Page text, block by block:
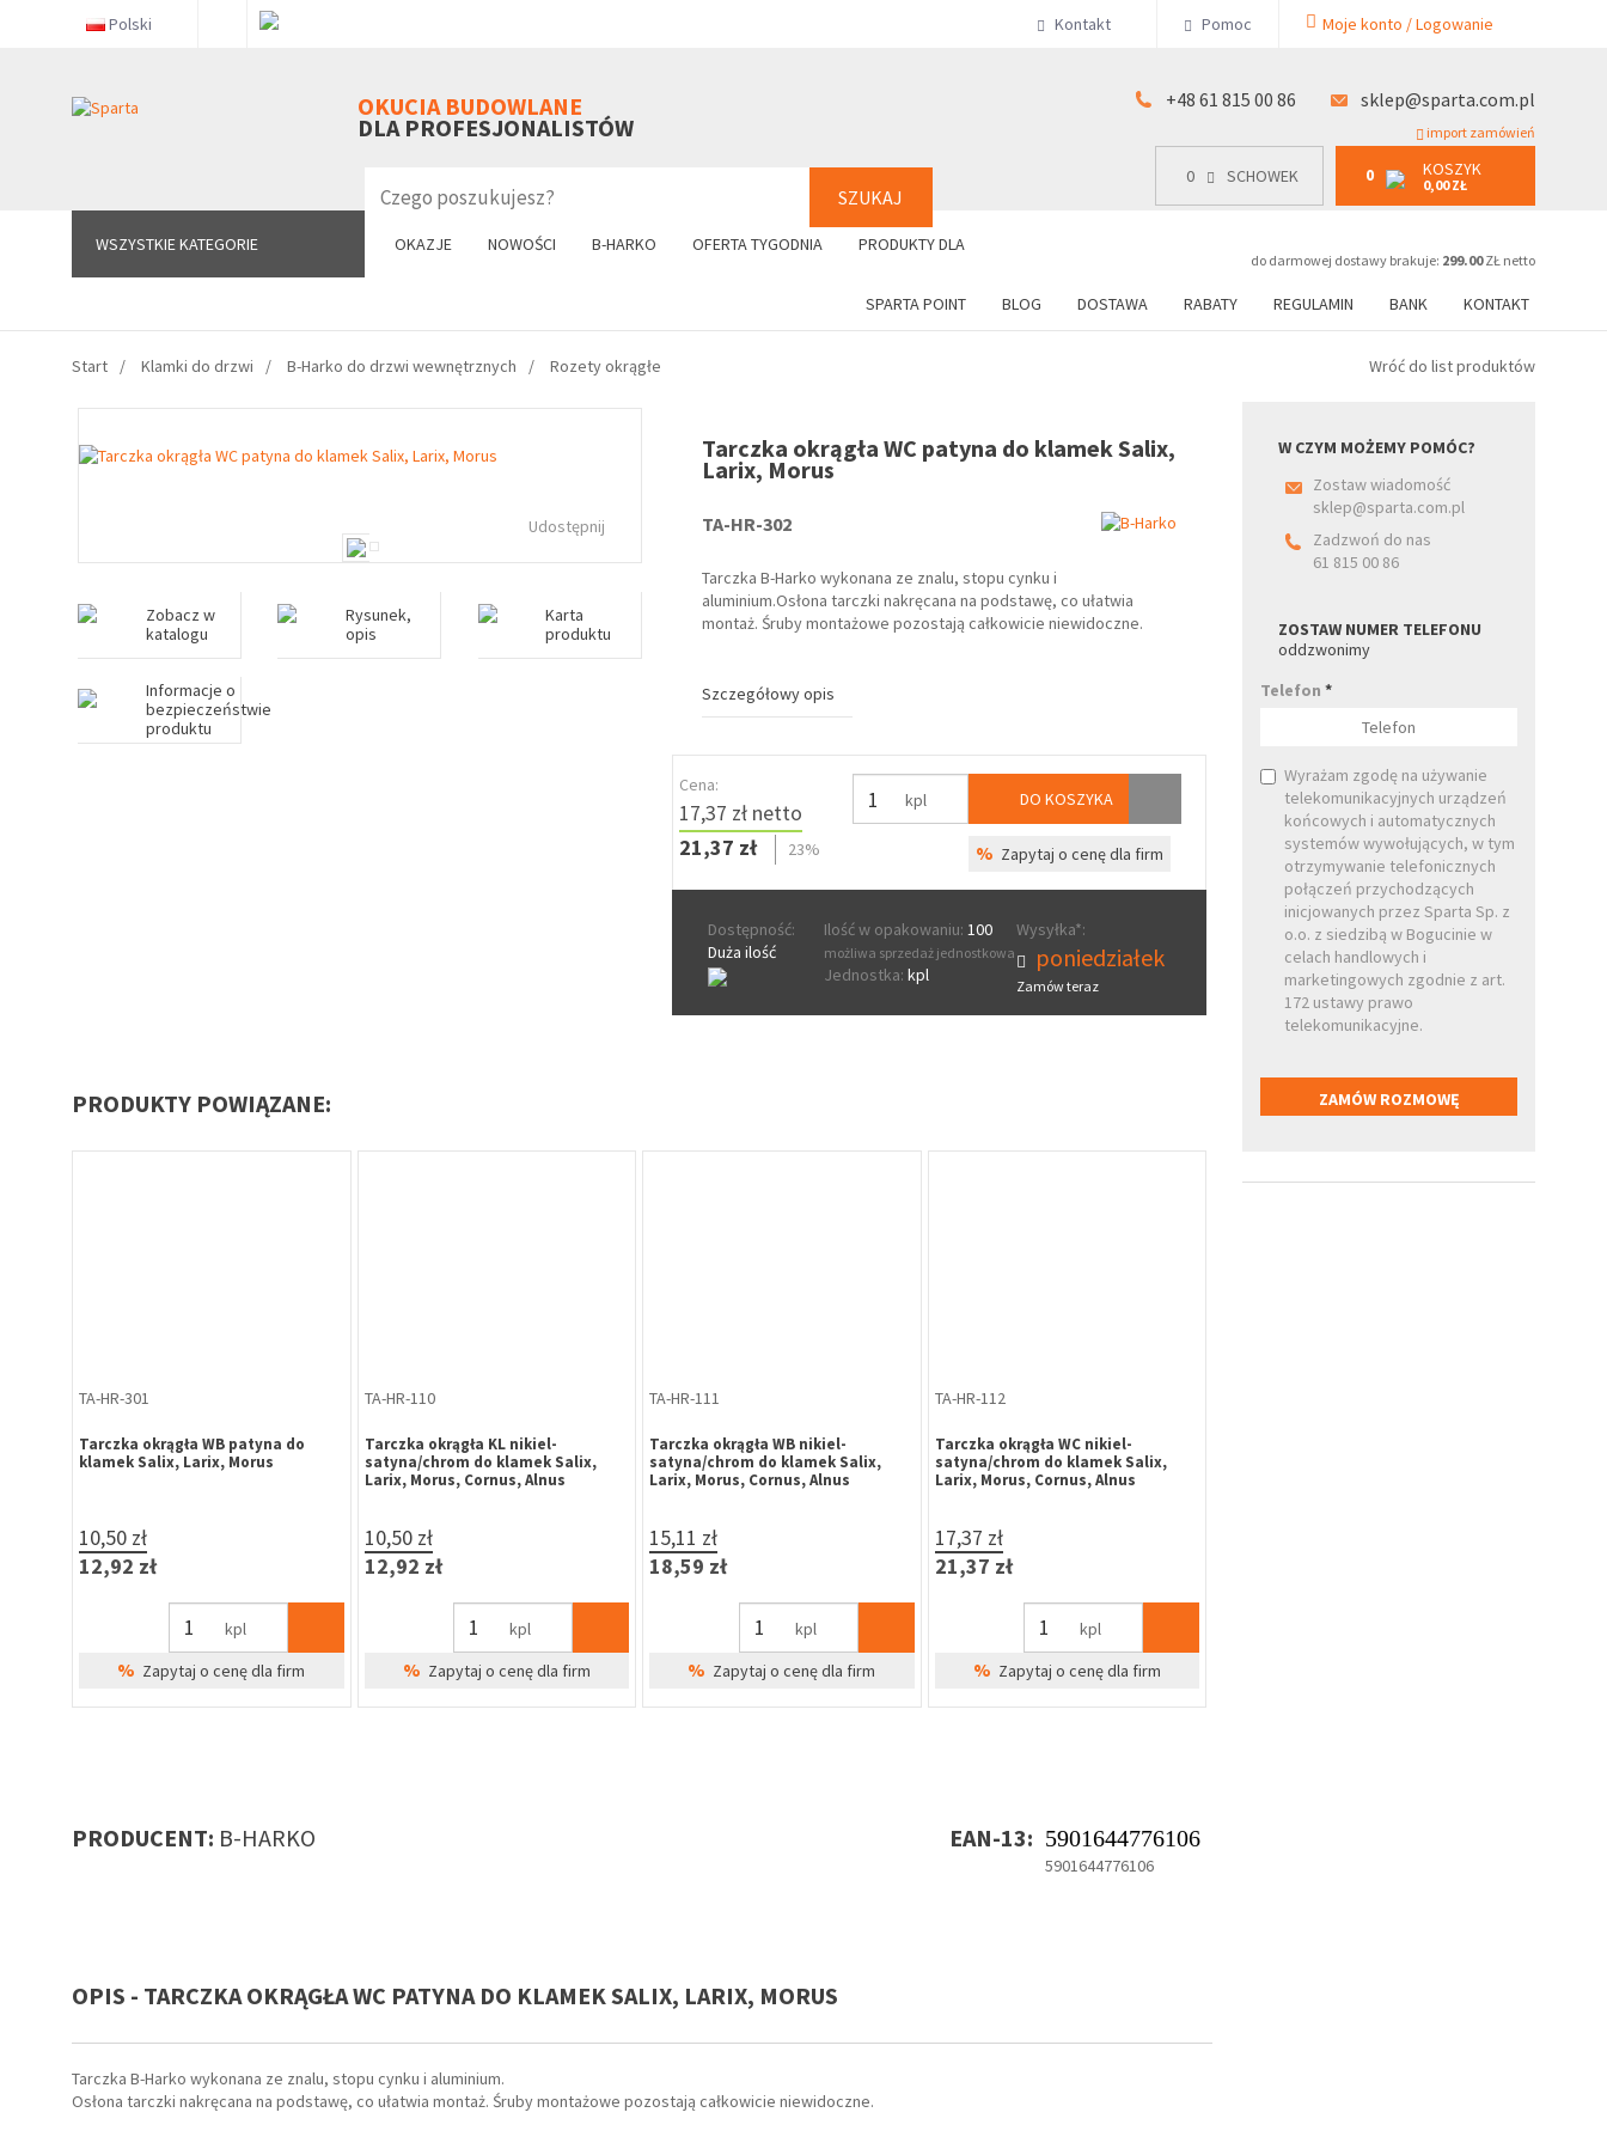
Polski Kontakt Pomoc Moje konto / Logowanie
OKUCIA BUDOWLANE
DLA PROFESJONALISTÓW
SZUKAJ
+48 61 815 00 86 sklep@sparta.com.pl
import zamówień
0 SCHOWEK 0 KOSZYK
0,00 ZŁ
do darmowej dostawy brakuje: 299.00ZŁ netto
WSZYSTKIE KATEGORIE OKAZJE NOWOŚCI B-HARKO OFERTA TYGODNIA PRODUKTY DLA
SPARTA POINT BLOG DOSTAWA RABATY REGULAMIN BANK KONTAKT
WSZYSTKIE KATEGORIE 0 SCHOWEK 0 KOSZYK
0,00 ZŁ
+48 61 815 00 86
Start Klamki do drzwi B-Harko do drzwi wewnętrznych Rozety okrągłe Wróć do list produktów
Udostępnij
Zobacz w
katalogu
Rysunek,
opis
Karta
produktu
Informacje o
bezpieczeństwie
produktu
Tarczka okrągła WC patyna do klamek Salix,
Larix, Morus
TA-HR-302
Tarczka B-Harko wykonana ze znalu, stopu cynku i
aluminium.Osłona tarczki nakręcana na podstawę, co ułatwia
montaż. Śruby montażowe pozostają całkowicie niewidoczne.
Szczegółowy opis
Cena:
17,37 zł netto
21,37 zł
23%
kpl DO KOSZYKA
% Zapytaj o cenę dla firm
Dostępność:
Duża ilość
Ilość w opakowaniu: 100
możliwa sprzedaż jednostkowa
Jednostka: kpl
Wysyłka*:
poniedziałek
Zamów teraz
PRODUKTY POWIĄZANE:
TA-HR-301
Tarczka okrągła WB patyna do
klamek Salix, Larix, Morus
10,50 zł
12,92 zł
kpl
% Zapytaj o cenę dla firm
TA-HR-110
Tarczka okrągła KL nikiel-
satyna/chrom do klamek Salix,
Larix, Morus, Cornus, Alnus
10,50 zł
12,92 zł
kpl
% Zapytaj o cenę dla firm
TA-HR-111
Tarczka okrągła WB nikiel-
satyna/chrom do klamek Salix,
Larix, Morus, Cornus, Alnus
15,11 zł
18,59 zł
kpl
% Zapytaj o cenę dla firm
TA-HR-112
Tarczka okrągła WC nikiel-
satyna/chrom do klamek Salix,
Larix, Morus, Cornus, Alnus
17,37 zł
21,37 zł
kpl
% Zapytaj o cenę dla firm
PRODUCENT: B-HARKO EAN-13: 5901644776106
5901644776106
OPIS - TARCZKA OKRĄGŁA WC PATYNA DO KLAMEK SALIX, LARIX, MORUS
Tarczka B-Harko wykonana ze znalu, stopu cynku i aluminium.
Osłona tarczki nakręcana na podstawę, co ułatwia montaż. Śruby montażowe pozostają całkowicie niewidoczne.
W CZYM MOŻEMY POMÓC?
Zostaw wiadomość
sklep@sparta.com.pl
Zadzwoń do nas
61 815 00 86
ZOSTAW NUMER TELEFONU
oddzwonimy
Telefon*
Wyrażam zgodę na używanie
telekomunikacyjnych urządzeń
końcowych i automatycznych
systemów wywołujących, w tym
otrzymywanie telefonicznych
połączeń przychodzących
inicjowanych przez Sparta Sp. z
o.o. z siedzibą w Bogucinie w
celach handlowych i
marketingowych zgodnie z art.
172 ustawy prawo
telekomunikacyjne.